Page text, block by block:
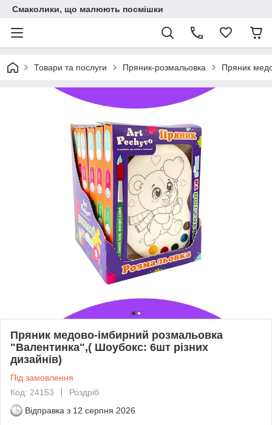
Смаколики, що малюють посмішки
Товари та послуги Пряник-розмальовка Пряник
Пряник медово-імбирний розмальовка
"Валентинка",( Шоубокс: 6шт різних
дизайнів)
Під замовлення
Код: 24153
Роздріб
Відправка з 12 серпня 2026